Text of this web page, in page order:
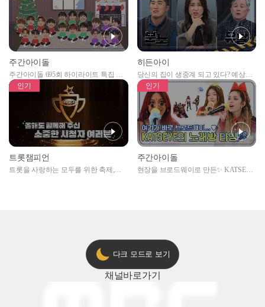
주간아이돌
주간아이돌 695회 하이라이트 특집 남
자아이돌편 예고
히든아이
당신의 집이 생중계 되고 있다? 예상치
못한 곳에서 일어나는 불법촬영 범죄!
인기
트롯챔피언
트롯을 사랑하는 모두를 위한 축제,
인기
주간아이돌
현장을 브로드웨이로 만든✨ KATSEYE
다크 모드로 보기
채널바로가기